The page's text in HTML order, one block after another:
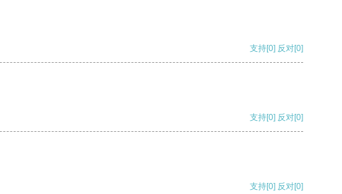
支持[0] 反对[0]
支持[0] 反对[0]
支持[0] 反对[0]